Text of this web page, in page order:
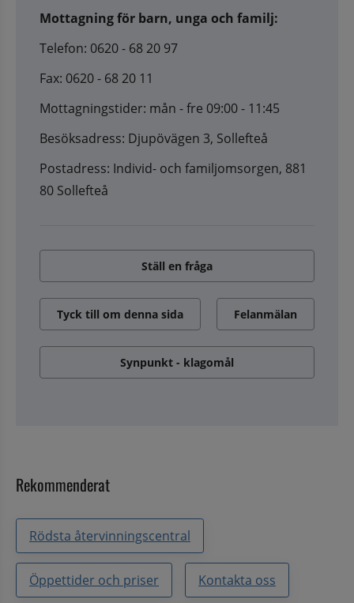
Mottagning för barn, unga och familj:
Telefon: 0620 - 68 20 97
Fax: 0620 - 68 20 11
Mottagningstider: mån - fre 09:00 - 11:45
Besöksadress: Djupövägen 3, Sollefteå
Postadress: Individ- och familjomsorgen, 881
80 Sollefteå
Ställ en fråga
Tyck till om denna sida Felanmälan
Synpunkt - klagomål
Rekommenderat
Rödsta återvinningscentral
Öppettider och priser Kontakta oss